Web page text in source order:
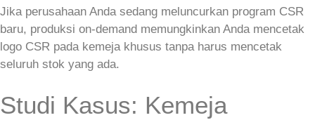
Jika perusahaan Anda sedang meluncurkan program CSR
baru, produksi on‑demand memungkinkan Anda mencetak
logo CSR pada kemeja khusus tanpa harus mencetak
seluruh stok yang ada.
Studi Kasus: Kemeja